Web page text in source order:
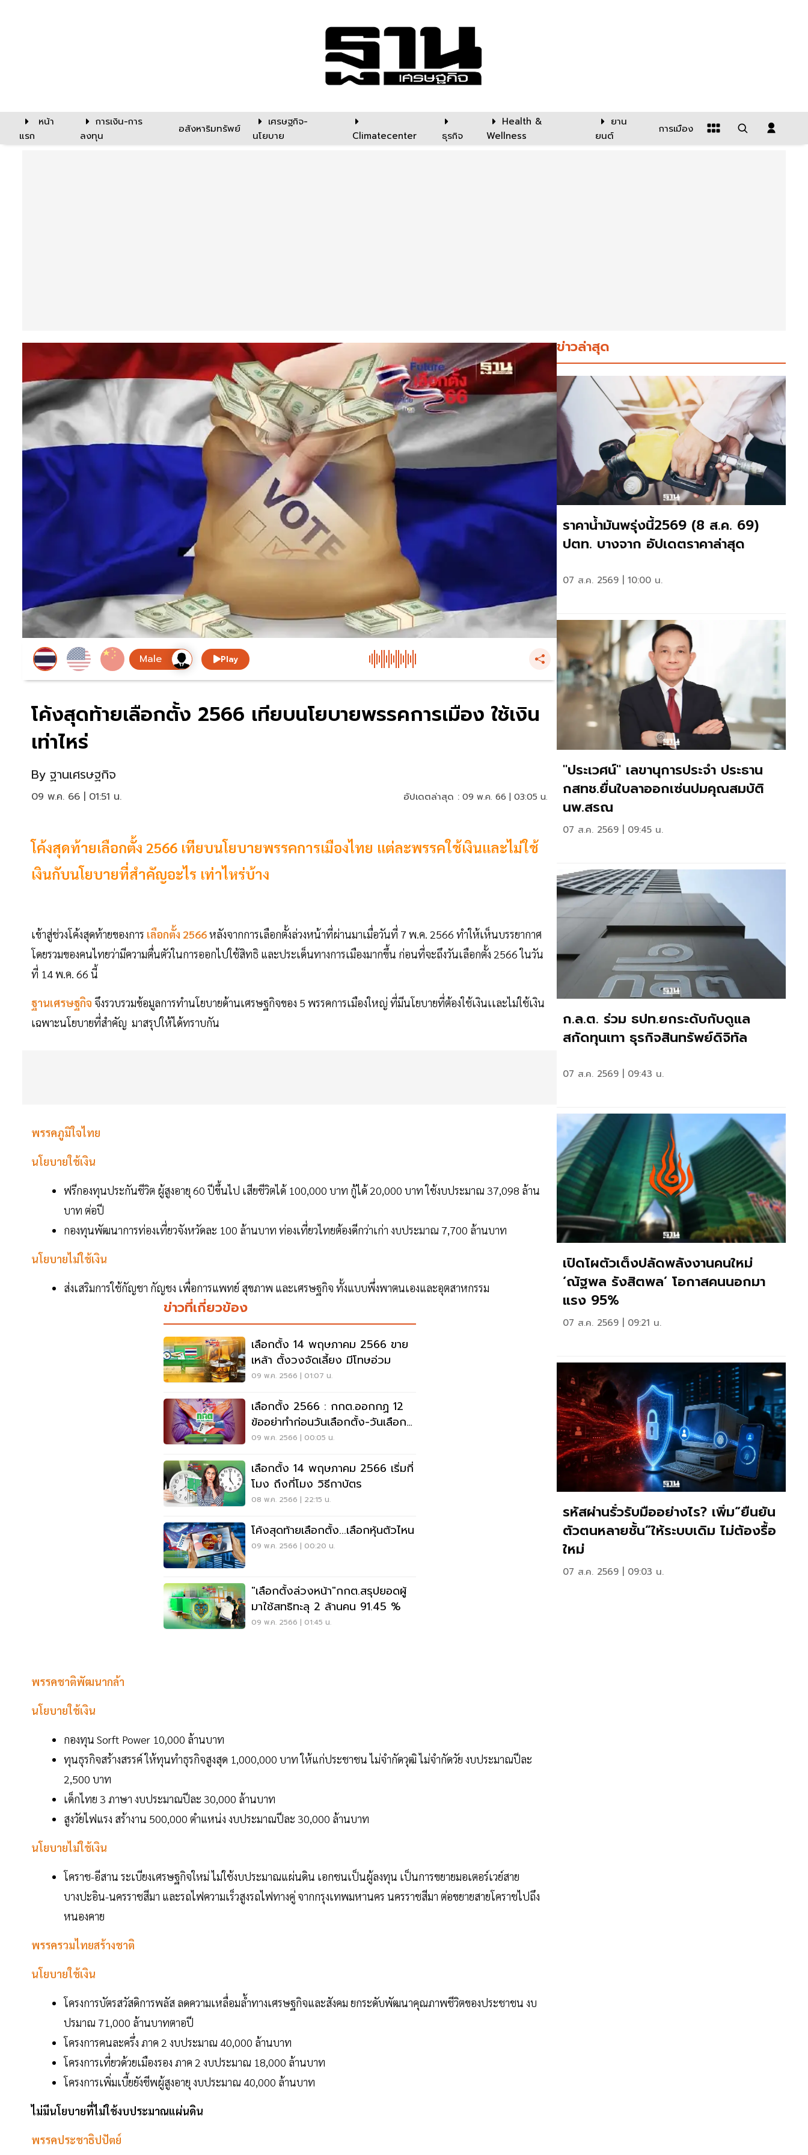
หน้า
แรก
การเงิน-การ
ลงทุน
อสังหาริมทรัพย์
เศรษฐกิจ-
นโยบาย
Climatecenter ธุรกิจ
Health &
Wellness
ยาน
ยนต์
การเมือง
Play
โค้งสุดท้ายเลือกตั้ง 2566 เทียบนโยบายพรรคการเมือง ใช้เงิน
เท่าไหร่
By ฐานเศรษฐกิจ
09 พ.ค. 66 | 01:51 น. อัปเดตล่าสุด : 09 พ.ค. 66 | 03:05 น.
โค้งสุดท้ายเลือกตั้ง 2566 เทียบนโยบายพรรคการเมืองไทย เเต่ละพรรคใช้เงินเเละไม่ใช้
เงินกับนโยบายที่สำคัญอะไร เท่าไหร่บ้าง
เข้าสู่ช่วงโค้งสุดท้ายของการ เลือกตั้ง 2566หลังจากการเลือกตั้งล่วงหน้าที่ผ่านมาเมื่อวันที่ 7 พ.ค. 2566 ทำให้เห็นบรรยากาศ
โดยรวมของคนไทยว่ามีความตื่นตัวในการออกไปใช้สิทธิ และประเด็นทางการเมืองมากขึ้น ก่อนที่จะถึงวันเลือกตั้ง 2566 ในวัน
ที่ 14 พ.ค. 66 นี้
ฐานเศรษฐกิจ จึงรวบรวมข้อมูลการทำนโยบายด้านเศรษฐกิจของ 5 พรรคการเมืองใหญ่ ที่มีนโยบายที่ต้องใช้เงินเเละไม่ใช้เงิน
เฉพาะนโยบายที่สำคัญ มาสรุปให้ได้ทราบกัน
พรรคภูมิใจไทย
นโยบายใช้เงิน
ฟรีกองทุนประกันชีวิต ผู้สูงอายุ 60 ปีขึ้นไป เสียชีวิตได้ 100,000 บาท กู้ได้ 20,000 บาท ใช้งบประมาณ 37,098 ล้าน
บาท ต่อปี
กองทุนพัฒนาการท่องเที่ยวจังหวัดละ 100 ล้านบาท ท่องเที่ยวไทยต้องดีกว่าเก่า งบประมาณ 7,700 ล้านบาท
นโยบายไม่ใช้เงิน
ส่งเสริมการใช้กัญชา กัญชง เพื่อการแพทย์ สุขภาพ และเศรษฐกิจ ทั้งแบบพึ่งพาตนเองและอุตสาหกรรม
ข่าวที่เกี่ยวข้อง
เลือกตั้ง 14 พฤษภาคม 2566 ขาย
เหล้า ตั้งวงจัดเลี้ยง มีโทษอ่วม
09 พ.ค. 2566 | 01:07 น.
เลือกตั้ง 2566 : กกต.ออกกฏ 12
ข้ออย่าทำก่อนวันเลือกตั้ง-วันเลือก
ตั้ง
09 พ.ค. 2566 | 00:05 น.
เลือกตั้ง 14 พฤษภาคม 2566 เริ่มกี่
โมง ถึงกี่โมง วิธีกาบัตร
08 พ.ค. 2566 | 22:15 น.
โค้งสุดท้ายเลือกตั้ง...เลือกหุ้นตัวไหน
09 พ.ค. 2566 | 00:20 น.
"เลือกตั้งล่วงหน้า"กกต.สรุปยอดผู้
มาใช้สทธิทะลุ 2 ล้านคน 91.45 %
09 พ.ค. 2566 | 01:45 น.
พรรคชาติพัฒนากล้า
นโยบายใช้เงิน
กองทุน Sorft Power 10,000 ล้านบาท
ทุนธุรกิจสร้างสรรค์ ให้ทุนทำธุรกิจสูงสุด 1,000,000 บาท ให้แก่ประชาชน ไม่จำกัดวุฒิ ไม่จำกัดวัย งบประมาณปีละ
2,500 บาท
เด็กไทย 3 ภาษา งบประมาณปีละ 30,000 ล้านบาท
สูงวัยไฟแรง สร้างาน 500,000 ตำแหน่ง งบประมาณปีละ 30,000 ล้านบาท
นโยบายไม่ใช้เงิน
โคราช-อีสาน ระเบียงเศรษฐกิจใหม่ ไม่ใช้งบประมาณแผ่นดิน เอกชนเป็นผู้ลงทุน เป็นการขยายมอเตอร์เวย์สาย
บางปะอิน-นครราชสีมา และรถไฟความเร็วสูงรถไฟทางคู่ จากกรุงเทพมหานคร นครราชสีมา ต่อขยายสายโคราชไปถึง
หนองคาย
พรรครวมไทยสร้างชาติ
นโยบายใช้เงิน
โครงการบัตรสวัสดิการพลัส ลดความเหลื่อมล้ำทางเศรษฐกิจและสังคม ยกระดับพัฒนาคุณภาพชีวิตของประชาชน งบ
ปรมาณ 71,000 ล้านบาทตาอปี
โครงการคนละครึ่ง ภาค 2 งบประมาณ 40,000 ล้านบาท
โครงการเที่ยวด้วยเมืองรอง ภาค 2 งบประมาณ 18,000 ล้านบาท
โครงการเพิ่มเบี้ยยังชีพผู้สูงอายุ งบประมาณ 40,000 ล้านบาท
ไม่มีนโยบายที่ไม่ใช้งบประมาณแผ่นดิน
พรรคประชาธิปปัตย์
ข่าวล่าสุด
ราคาน้ำมันพรุ่งนี้2569 (8 ส.ค. 69)
ปตท. บางจาก อัปเดตราคาล่าสุด
07 ส.ค. 2569 | 10:00 น.
"ประเวศน์" เลขานุการประจำ ประธาน
กสทช.ยื่นใบลาออกเซ่นปมคุณสมบัติ
นพ.สรณ
07 ส.ค. 2569 | 09:45 น.
ก.ล.ต. ร่วม ธปท.ยกระดับกับดูแล
สกัดทุนเทา ธุรกิจสินทรัพย์ดิจิทัล
07 ส.ค. 2569 | 09:43 น.
เปิดโผตัวเต็งปลัดพลังงานคนใหม่
‘ณัฐพล รังสิตพล’ โอกาสคนนอกมา
แรง 95%
07 ส.ค. 2569 | 09:21 น.
รหัสผ่านรั่วรับมืออย่างไร? เพิ่ม“ยืนยัน
ตัวตนหลายชั้น”ให้ระบบเดิม ไม่ต้องรื้อ
ใหม่
07 ส.ค. 2569 | 09:03 น.